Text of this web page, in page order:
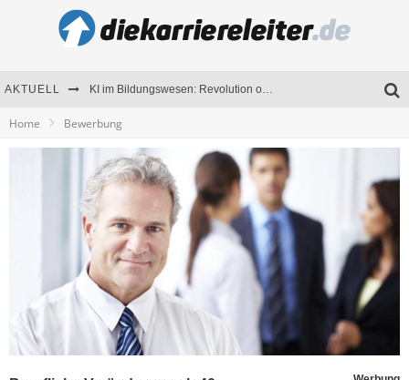
AKTUELL KI im Bildungswesen: Revolution oder Risiko für Schulen und Universitäten?
Seminare als Motivationsmotor – Wie Weiterbildung Mitarbeiter nachhaltig begeistert
Mitarbeitenden-Schulungen erfolgreich planen – Ratgeber für Unternehmen
Home Bewerbung